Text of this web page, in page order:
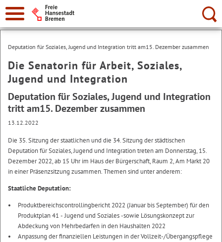
Suche:
Deputation für Soziales, Jugend und Integration tritt am15. Dezember zusammen
Die Senatorin für Arbeit, Soziales,
Jugend und Integration
Deputation für Soziales, Jugend und Integration
tritt am15. Dezember zusammen
13.12.2022
Die 35. Sitzung der staatlichen und die 34. Sitzung der städtischen
Deputation für Soziales, Jugend und Integration treten am Donnerstag, 15.
Dezember 2022, ab 15 Uhr im Haus der Bürgerschaft, Raum 2, Am Markt 20
in einer Präsenzsitzung zusammen. Themen sind unter anderem:
Staatliche Deputation:
Produktbereichscontrollingbericht 2022 (Januar bis September) für den
Produktplan 41 - Jugend und Soziales -sowie Lösungskonzept zur
Abdeckung von Mehrbedarfen in den Haushalten 2022
Anpassung der finanziellen Leistungen in der Vollzeit-/Übergangspflege